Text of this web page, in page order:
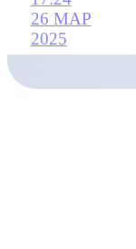
26 МАР
2025